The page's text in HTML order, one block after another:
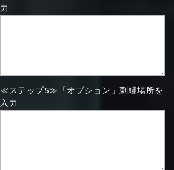
力
≪ステップ5≫「オプション」刺繍場所を
入力